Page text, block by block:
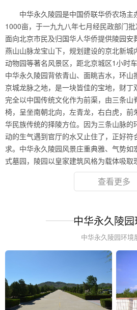
中华永久陵园是中国侨联华侨农场
1000亩，于一九九八年七月经民政部门
面向北京市民及归国华人华侨提供陵园
燕山山脉龙宝山下，规划建设的京北新城
动物园等著名风景区，距北京城区1小时
中华永久陵园背依青山、面眺吉水，环山
京城龙脉之地，是一块皆佳的宝地，财丁
完全以中国传统文化作为前渠，由三条
椅，呈坐南朝北向，左青龙，右白虎，前
华民族传统的择陵方位。因为三条山脉
动的生气遇到官厅的水又止住了，正好
求。中华永久陵园风景庄重典雅、气势如
式墓园，陵园以皇家建筑风格为载体吸取
查看更多
中华永久陵
中华永久陵园环境